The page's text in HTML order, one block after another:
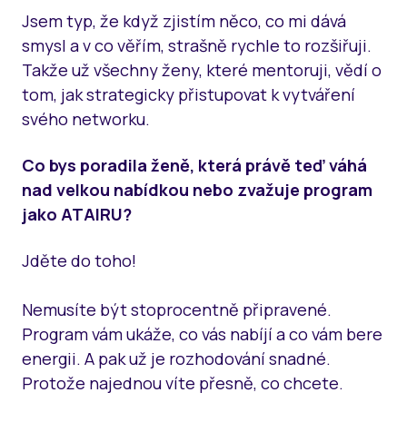
Jsem typ, že když zjistím něco, co mi dává
smysl a v co věřím, strašně rychle to rozšiřuji.
Takže už všechny ženy, které mentoruji, vědí o
tom, jak strategicky přistupovat k vytváření
svého networku.
Co bys poradila ženě, která právě teď váhá
nad velkou nabídkou nebo zvažuje program
jako ATAIRU?
Jděte do toho!
Nemusíte být stoprocentně připravené.
Program vám ukáže, co vás nabíjí a co vám bere
energii. A pak už je rozhodování snadné.
Protože najednou víte přesně, co chcete.